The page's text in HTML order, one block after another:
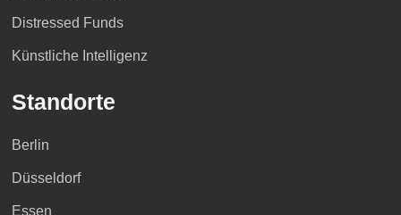
Distressed Funds
Künstliche Intelligenz
Standorte
Berlin
Düsseldorf
Essen